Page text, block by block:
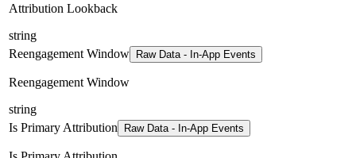
Attribution Lookback
string
Reengagement Window
Raw Data - In-App Events
Reengagement Window
string
Is Primary Attribution
Raw Data - In-App Events